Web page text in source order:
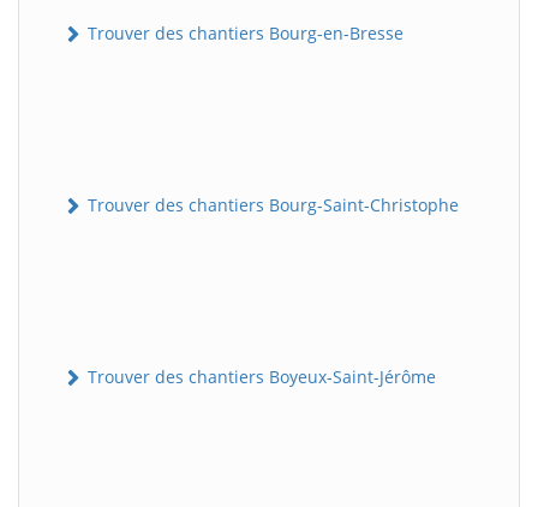
Trouver des chantiers Bourg-en-Bresse
Trouver des chantiers Bourg-Saint-Christophe
Trouver des chantiers Boyeux-Saint-Jérôme